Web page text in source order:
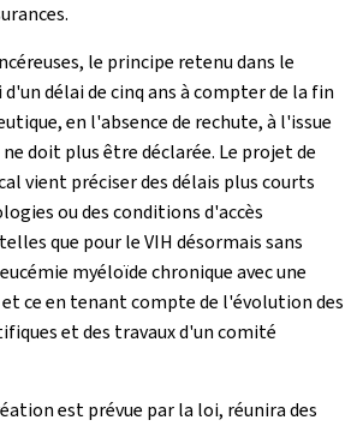
le principe retenu dans le
délai de cinq ans à compter de la fin
en l'absence de rechute, à l'issue
doit plus être déclarée. Le projet de
vient préciser des délais plus courts
ou des conditions d'accès
que pour le VIH désormais sans
myéloïde chronique avec une
ce en tenant compte de l'évolution des
et des travaux d'un comité
est prévue par la loi, réunira des